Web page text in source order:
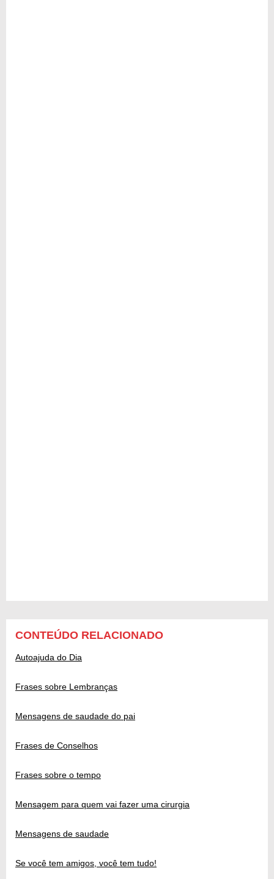
CONTEÚDO RELACIONADO
Autoajuda do Dia
Frases sobre Lembranças
Mensagens de saudade do pai
Frases de Conselhos
Frases sobre o tempo
Mensagem para quem vai fazer uma cirurgia
Mensagens de saudade
Se você tem amigos, você tem tudo!